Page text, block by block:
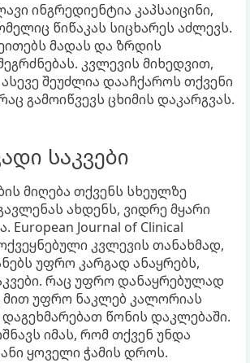
ინგრედიენტია კაპსაიცინი,
წიწაკას სიცხარეს აძლევს.
მადას და ზრდის
კვლევის მიხედვით,
შეუძლია დააჩქაროს თქვენი
გამოიწვევს ცხიმის დაკარგვას.
საკვები
მიღება თქვენს სხეულზე
ახდენს, ვიდრე მყარი
European Journal of Clinical
კვლევის თანახმად,
უფრო კარგად ანაყრებს,
რაც უფრო დანაყრებულად
მით უფრო ნაკლებ კალორიას
წონის დაკლებაში.
იმას, რომ თქვენ უნდა
ყოველი ჭამის დროს.